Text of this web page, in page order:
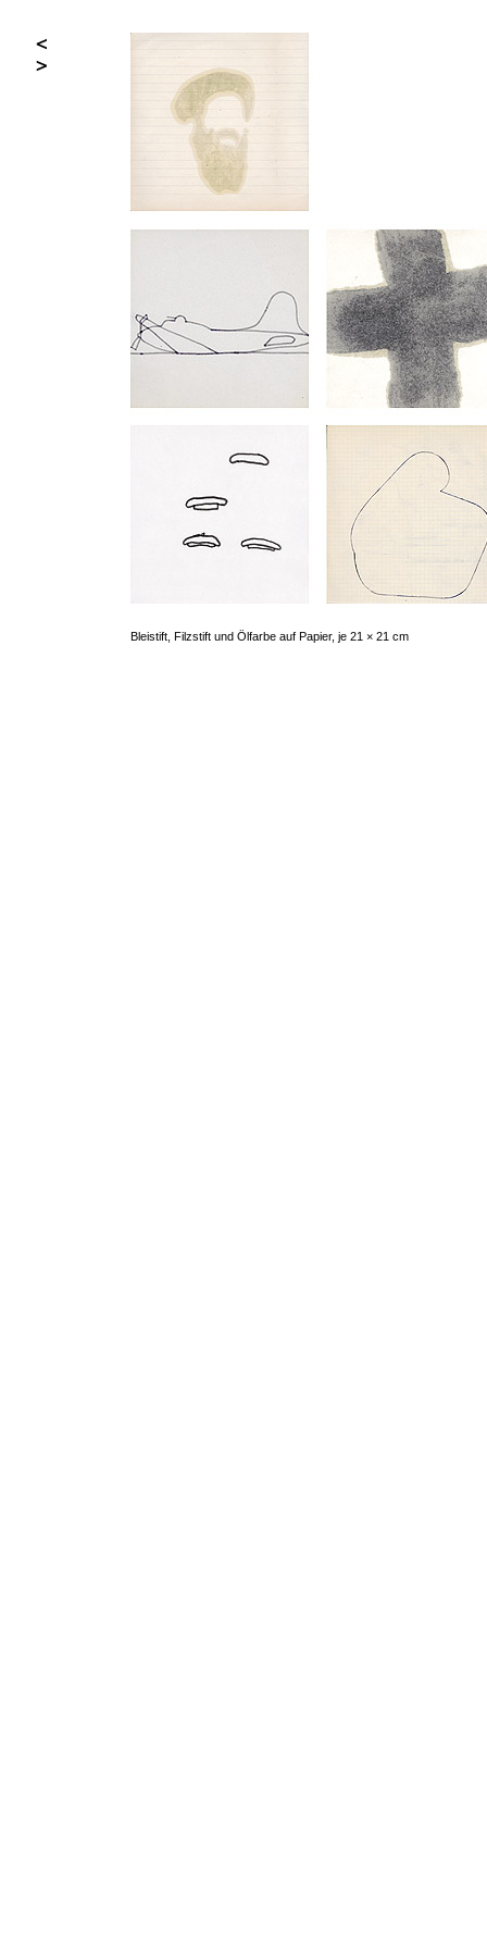
Bleistift, Filzstift und Ölfarbe auf Papier, je 21 × 21 cm